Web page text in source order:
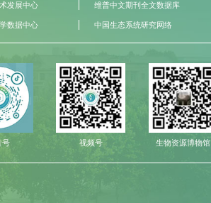
发展中心 维普中文期刊全文数据库
数据中心 中国生态系统研究网络
号 视频号 生物资源博物馆